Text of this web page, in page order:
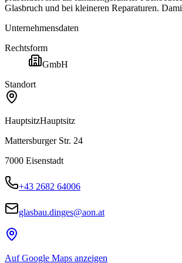
Glasbruch und bei kleineren Reparaturen.
Unternehmensdaten
Rechtsform
GmbH
Standort
HauptsitzHauptsitz
Mattersburger Str. 24
7000 Eisenstadt
+43 2682 64006
glasbau.dinges@aon.at
Auf Google Maps anzeigen